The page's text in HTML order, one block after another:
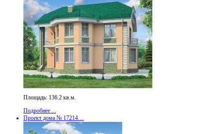
Площадь: 136.2 кв.м.
Подробнее ...
Проект дома № 17214…